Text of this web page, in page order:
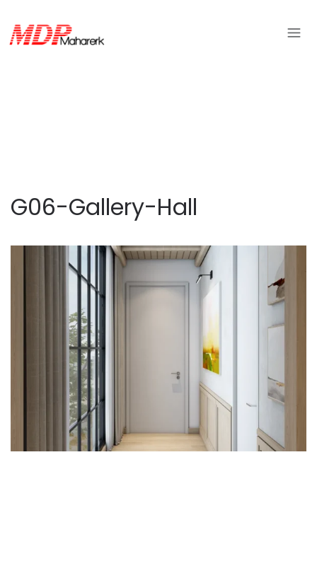
G06-Gallery-Hall